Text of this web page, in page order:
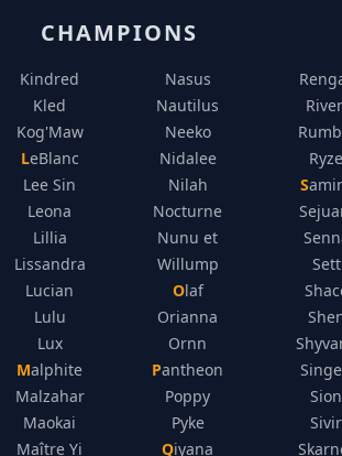
CHAMPIONS
Kindred
Kled
Kog'Maw
LeBlanc
Lee Sin
Leona
Lillia
Lissandra
Lucian
Lulu
Lux
Malphite
Malzahar
Maokai
Maître Yi
Nasus
Nautilus
Neeko
Nidalee
Nilah
Nocturne
Nunu et
Willump
Olaf
Orianna
Ornn
Pantheon
Poppy
Pyke
Qiyana
Ryze
Sett
Sion
Sivir